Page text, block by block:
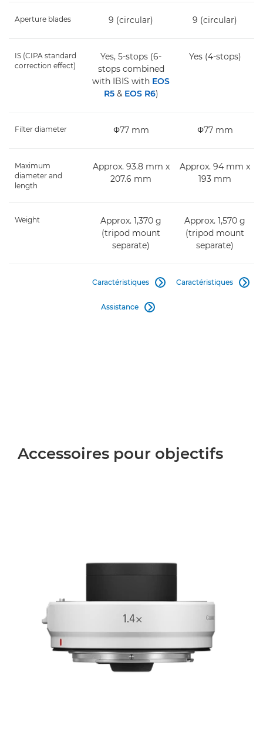
Aperture blades 9 (circular) 9 (circular)
IS (CIPA standard
correction effect)
Yes, 5-stops (6-
stops combined
with IBIS with EOS
R5& EOS R6)
Yes (4-stops)
Filter diameter Φ77 mm Φ77 mm
Maximum
diameter and
length
Approx. 93.8 mm x
207.6 mm
Approx. 94 mm x
193 mm
Weight
Approx. 1,370 g
(tripod mount
separate)
Approx. 1,570 g
(tripod mount
separate)
Caractéristiques 
Assistance 
Caractéristiques 
Accessoires pour objectifs